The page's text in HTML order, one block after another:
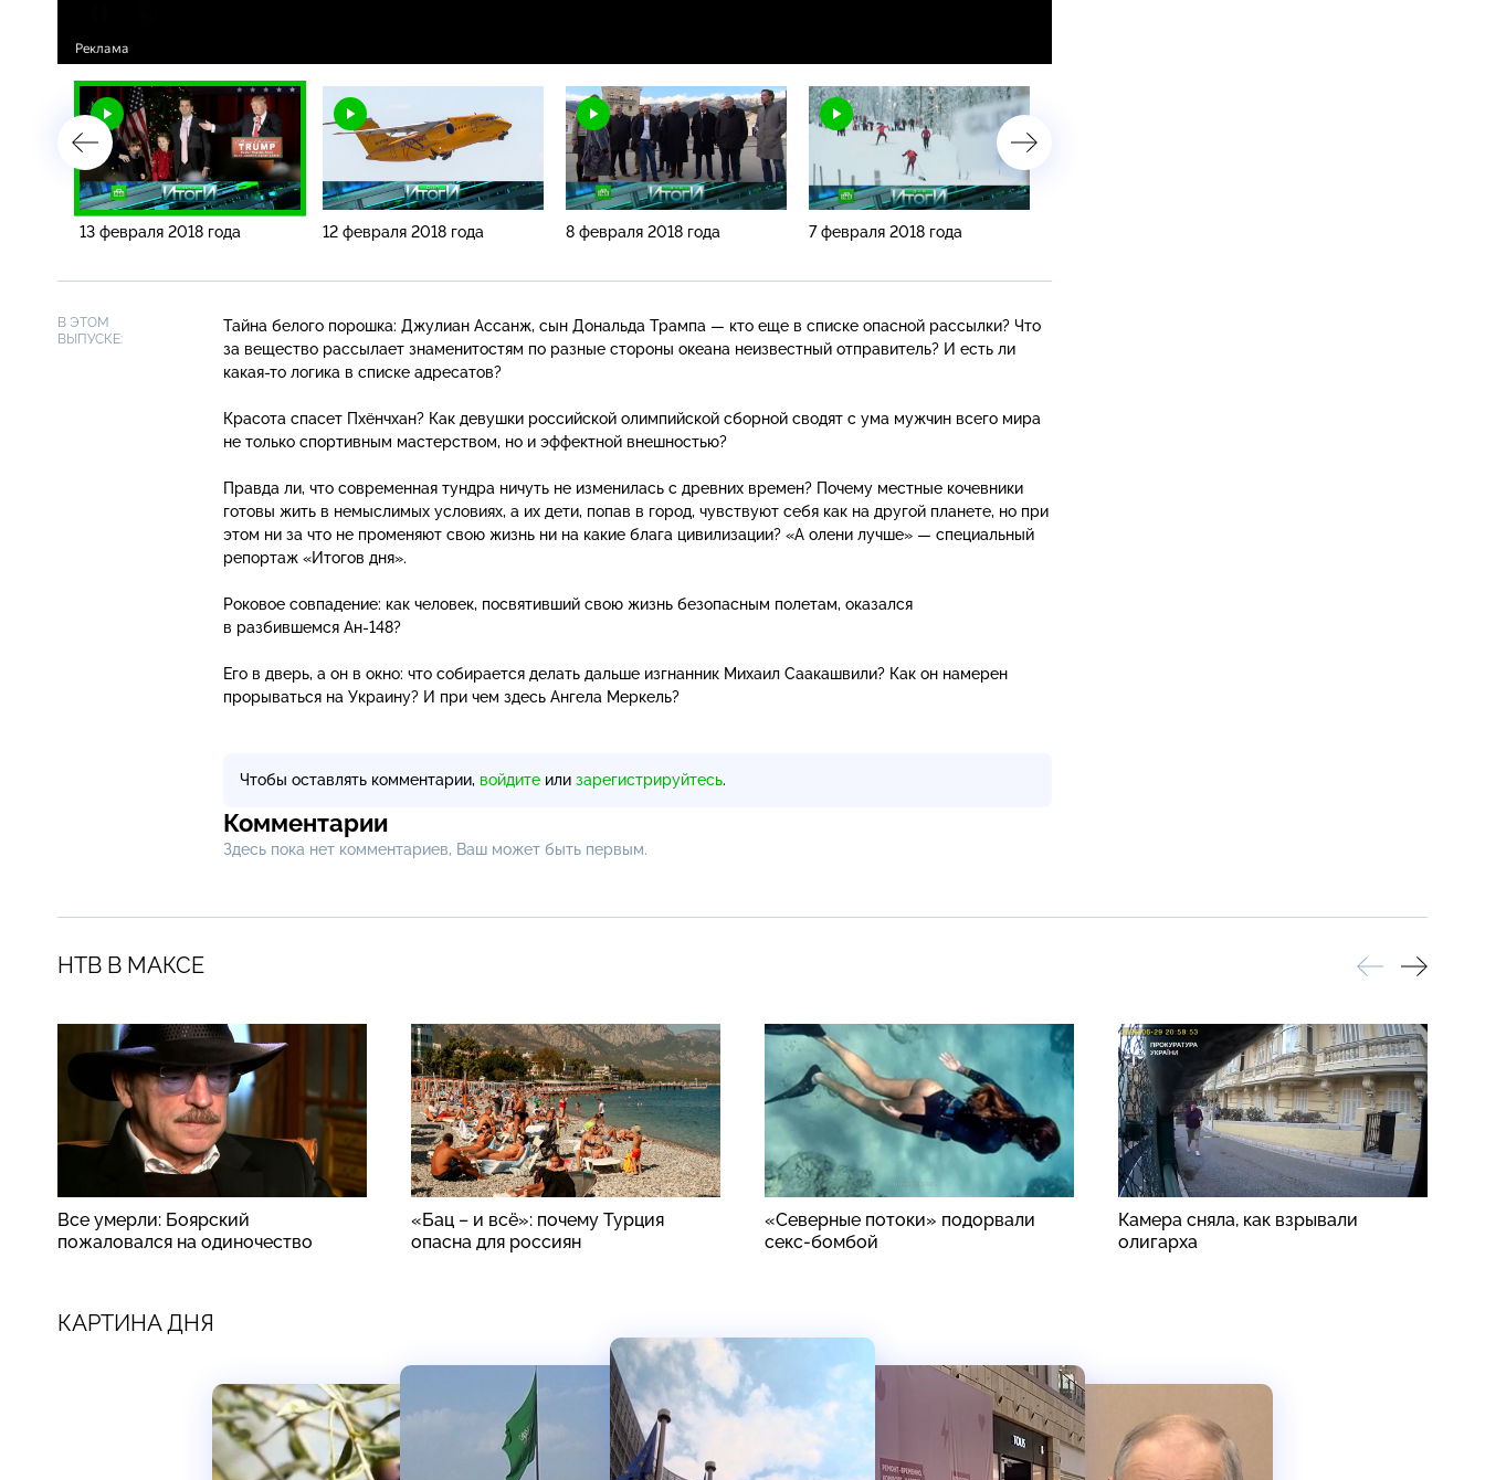
13 февраля 2018 года 12 февраля 2018 года 8 февраля 2018 года 7 февраля 2018 года
В ЭТОМ
ВЫПУСКЕ:
Тайна белого порошка: Джулиан Ассанж, сын Дональда Трампа — кто еще в списке опасной рассылки? Что
за вещество рассылает знаменитостям по разные стороны океана неизвестный отправитель? И есть ли
какая-то логика в списке адресатов?
Красота спасет Пхёнчхан? Как девушки российской олимпийской сборной сводят с ума мужчин всего мира
не только спортивным мастерством, но и эффектной внешностью?
Правда ли, что современная тундра ничуть не изменилась с древних времен? Почему местные кочевники
готовы жить в немыслимых условиях, а их дети, попав в город, чувствуют себя как на другой планете, но при
этом ни за что не променяют свою жизнь ни на какие блага цивилизации? «А олени лучше» — специальный
репортаж «Итогов дня».
Роковое совпадение: как человек, посвятивший свою жизнь безопасным полетам, оказался
в разбившемся Ан-148?
Его в дверь, а он в окно: что собирается делать дальше изгнанник Михаил Саакашвили? Как он намерен
прорываться на Украину? И при чем здесь Ангела Меркель?
Чтобы оставлять комментарии, войдите или зарегистрируйтесь.
Комментарии
Здесь пока нет комментариев, Ваш может быть первым.
НТВ В МАКСЕ
Все умерли: Боярский
пожаловался на одиночество
«Бац – и всё»: почему Турция
опасна для россиян
«Северные потоки» подорвали
секс-бомбой
Камера сняла, как взрывали
олигарха
КАРТИНА ДНЯ